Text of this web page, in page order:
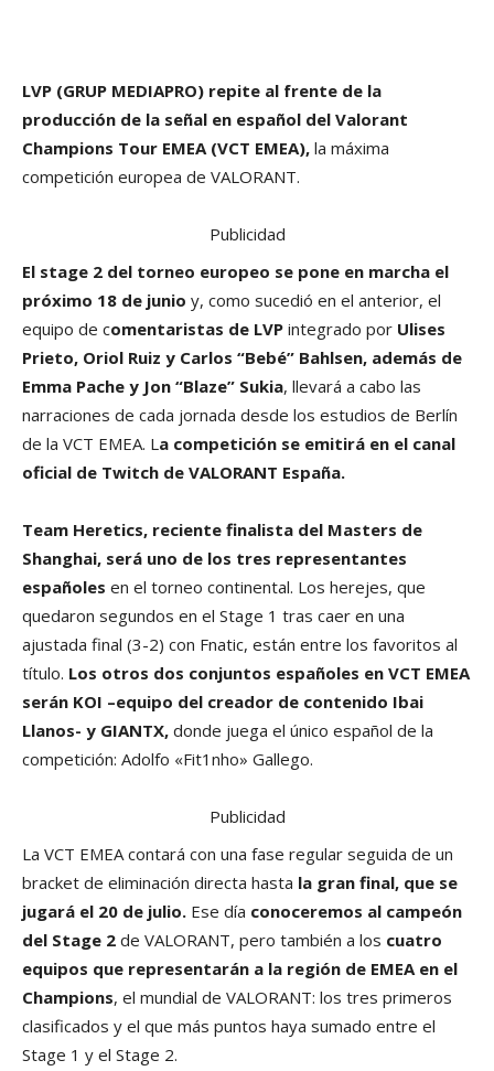
LVP (GRUP MEDIAPRO) repite al frente de la
producción de la señal en español del Valorant
Champions Tour EMEA (VCT EMEA), la máxima
competición europea de VALORANT.
Publicidad
El stage 2 del torneo europeo se pone en marcha el
próximo 18 de junio y, como sucedió en el anterior, el
equipo de comentaristas de LVP integrado por Ulises
Prieto, Oriol Ruiz y Carlos “Bebé” Bahlsen, además de
Emma Pache y Jon “Blaze” Sukia, llevará a cabo las
narraciones de cada jornada desde los estudios de Berlín
de la VCT EMEA. L a competición se emitirá en el canal
oficial de Twitch de VALORANT España.
Team Heretics, reciente finalista del Masters de
Shanghai, será uno de los tres representantes
españoles en el torneo continental. Los herejes, que
quedaron segundos en el Stage 1 tras caer en una
ajustada final (3-2) con Fnatic, están entre los favoritos al
título. Los otros dos conjuntos españoles en VCT EMEA
serán KOI –equipo del creador de contenido Ibai
Llanos- y GIANTX, donde juega el único español de la
competición: Adolfo «Fit1nho» Gallego.
Publicidad
La VCT EMEA contará con una fase regular seguida de un
bracket de eliminación directa hasta la gran final, que se
jugará el 20 de julio. Ese día conoceremos al campeón
del Stage 2 de VALORANT, pero también a los cuatro
equipos que representarán a la región de EMEA en el
Champions, el mundial de VALORANT: los tres primeros
clasificados y el que más puntos haya sumado entre el
Stage 1 y el Stage 2.